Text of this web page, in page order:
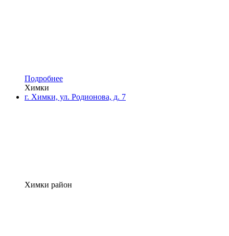
Подробнее
Химки
г. Химки, ул. Родионова, д. 7
Химки район